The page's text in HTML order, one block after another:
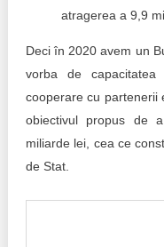
atragerea a 9,9
Deci în 2020 avem un
vorba de
cooperare cu partenerii
obiectivul propus de
miliarde lei, cea ce
de Stat.